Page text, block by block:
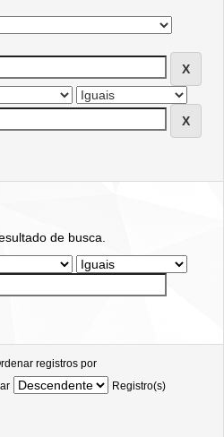
de busca.
registros por
Registro(s)